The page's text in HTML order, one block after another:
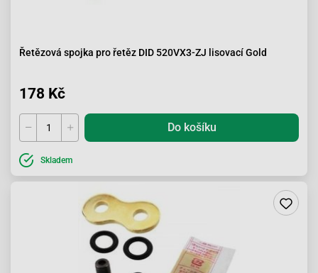
Řetězová spojka pro řetěz DID 520VX3-ZJ lisovací Gold
178 Kč
Do košíku
Skladem